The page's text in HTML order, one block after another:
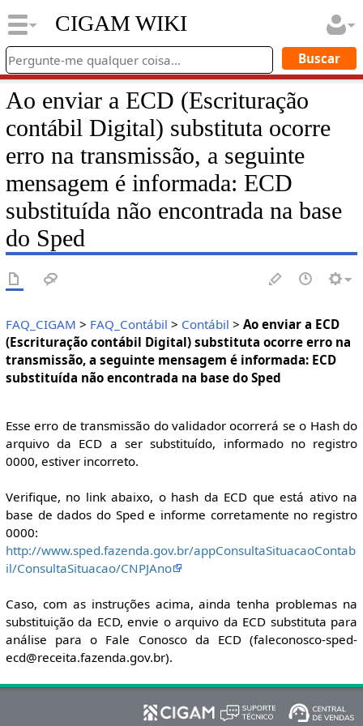
CIGAM WIKI
Ao enviar a ECD (Escrituração
contábil Digital) substituta ocorre
erro na transmissão, a seguinte
mensagem é informada: ECD
substituída não encontrada na base
do Sped
FAQ_CIGAM > FAQ_Contábil > Contábil > Ao enviar a ECD
(Escrituração contábil Digital) substituta ocorre erro na
transmissão, a seguinte mensagem é informada: ECD
substituída não encontrada na base do Sped
Esse erro de transmissão do validador ocorrerá se o Hash do
arquivo da ECD a ser substituído, informado no registro
0000, estiver incorreto.
Verifique, no link abaixo, o hash da ECD que está ativo na
base de dados do Sped e informe corretamente no registro
0000:
http://www.sped.fazenda.gov.br/appConsultaSituacaoContab
il/ConsultaSituacao/CNPJAno
Caso, com as instruções acima, ainda tenha problemas na
substituição da ECD, envie o arquivo da ECD substituta para
análise para o Fale Conosco da ECD (faleconosco-sped-
ecd@receita.fazenda.gov.br).